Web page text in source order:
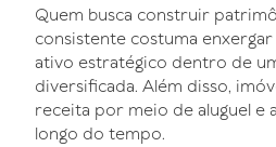
Quem busca construir
consistente costuma
ativo estratégico dentro de
diversificada. Além disso,
receita por meio de aluguel e
longo do tempo.